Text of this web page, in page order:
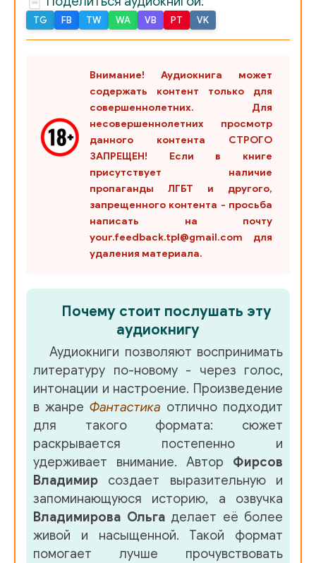
TG FB TW WA VB PT VK
Внимание! Аудиокнига может
содержать контент только для
совершеннолетних. Для
несовершеннолетних просмотр
данного контента СТРОГО
ЗАПРЕЩЕН! Если в книге
присутствует наличие
пропаганды ЛГБТ и другого,
запрещенного контента - просьба
написать на почту
your.feedback.tpl@gmail.com для
удаления материала.
Почему стоит послушать эту
аудиокнигу
Аудиокниги позволяют воспринимать
литературу по-новому - через голос,
интонации и настроение. Произведение
в жанре Фантастика отлично подходит
для такого формата: сюжет
раскрывается постепенно и
удерживает внимание. Автор Фирсов
Владимир создает выразительную и
запоминающуюся историю, а озвучка
Владимирова Ольгаделает её более
живой и насыщенной. Такой формат
помогает лучше прочувствовать